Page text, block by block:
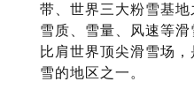
带、世界三大粉雪基地
雪质、雪量、风速等
比肩世界顶尖滑雪场
雪的地区之一。